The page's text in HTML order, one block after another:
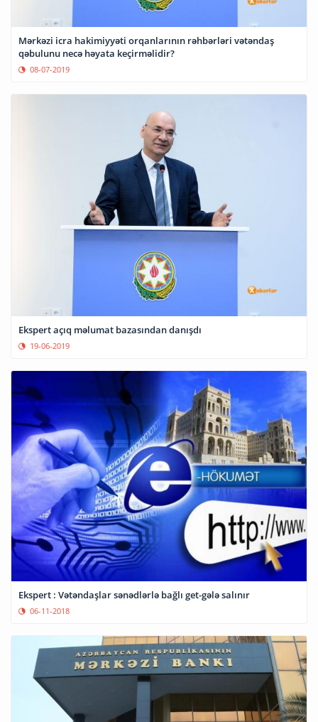
Mərkəzi icra hakimiyyəti orqanlarının rəhbərləri vətəndaş
qəbulunu necə həyata keçirməlidir?
08-07-2019
Ekspert açıq məlumat bazasından danışdı
19-06-2019
Ekspert : Vətəndaşlar sənədlərlə bağlı get-gələ salınır
06-11-2018